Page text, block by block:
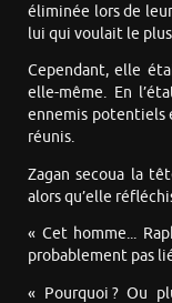
éliminée lors de
lui qui voulait le
Cependant, elle
elle-même. En
ennemis potentiels
réunis.
Zagan secoua la
alors qu’elle
« Cet homme...
probablement pas
« Pourquoi ? Ou